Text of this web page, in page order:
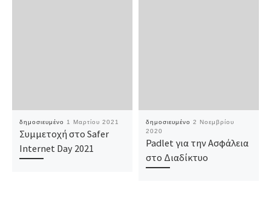
δημοσιευμένο 1 Μαρτίου 2021
Συμμετοχή στο Safer
Internet Day 2021
δημοσιευμένο 2 Νοεμβρίου
2020
Padlet για την Ασφάλεια
στο Διαδίκτυο